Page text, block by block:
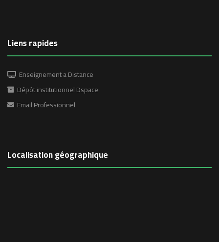
Liens rapides
Enseignement a Distance
Dépôt institutionnel Dspace
Email Professionnel
Localisation géographique